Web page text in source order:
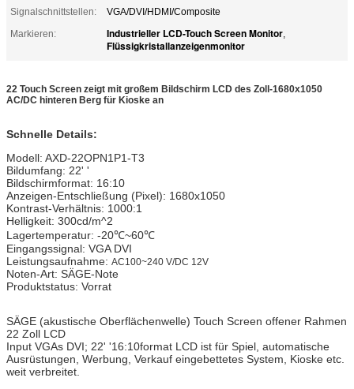
Signalschnittstellen:
VGA/DVI/HDMI/Composite
Markieren:
Industrieller LCD-Touch Screen Monitor,
Flüssigkristallanzeigenmonitor
22 Touch Screen zeigt mit großem Bildschirm LCD des Zoll-1680x1050
AC/DC hinteren Berg für Kioske an
Schnelle Details:
Modell: AXD-22OPN1P1-T3
Bildumfang: 22' '
Bildschirmformat: 16:10
Anzeigen-Entschließung (Pixel): 1680x1050
Kontrast-Verhältnis: 1000:1
Helligkeit: 300cd/m^2
Lagertemperatur: -20℃~60℃
Eingangssignal: VGA DVI
Leistungsaufnahme: AC100~240 V/DC 12V
Noten-Art: SÄGE-Note
Produktstatus: Vorrat
SÄGE (akustische Oberflächenwelle) Touch Screen offener Rahmen
22 Zoll LCD
Input VGAs DVI; 22' '16:10format LCD ist für Spiel, automatische
Ausrüstungen, Werbung, Verkauf eingebettetes System, Kioske etc.
weit verbreitet.